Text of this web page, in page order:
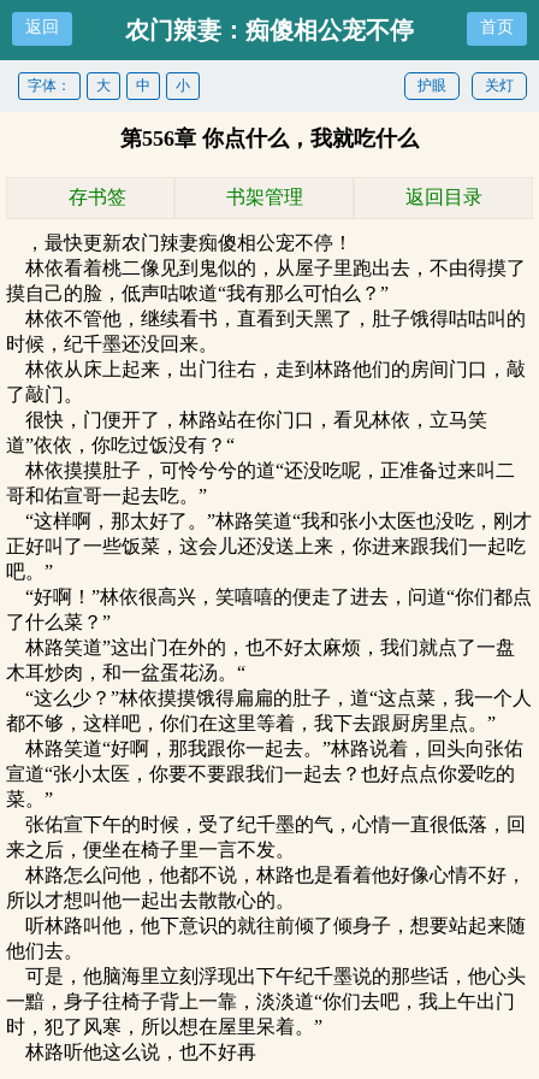
返回 农门辣妻：痴傻相公宠不停 首页
关灯
护眼
字体： 大 中 小
第556章 你点什么，我就吃什么
存书签 书架管理 返回目录
，最快更新农门辣妻痴傻相公宠不停！
林依看着桃二像见到鬼似的，从屋子里跑出去，不由得摸了
摸自己的脸，低声咕哝道“我有那么可怕么？”
林依不管他，继续看书，直看到天黑了，肚子饿得咕咕叫的
时候，纪千墨还没回来。
林依从床上起来，出门往右，走到林路他们的房间门口，敲
了敲门。
很快，门便开了，林路站在你门口，看见林依，立马笑
道”依依，你吃过饭没有？“
林依摸摸肚子，可怜兮兮的道“还没吃呢，正准备过来叫二
哥和佑宣哥一起去吃。”
“这样啊，那太好了。”林路笑道“我和张小太医也没吃，刚才
正好叫了一些饭菜，这会儿还没送上来，你进来跟我们一起吃
吧。”
“好啊！”林依很高兴，笑嘻嘻的便走了进去，问道“你们都点
了什么菜？”
林路笑道”这出门在外的，也不好太麻烦，我们就点了一盘
木耳炒肉，和一盆蛋花汤。“
“这么少？”林依摸摸饿得扁扁的肚子，道“这点菜，我一个人
都不够，这样吧，你们在这里等着，我下去跟厨房里点。”
林路笑道“好啊，那我跟你一起去。”林路说着，回头向张佑
宣道“张小太医，你要不要跟我们一起去？也好点点你爱吃的
菜。”
张佑宣下午的时候，受了纪千墨的气，心情一直很低落，回
来之后，便坐在椅子里一言不发。
林路怎么问他，他都不说，林路也是看着他好像心情不好，
所以才想叫他一起出去散散心的。
听林路叫他，他下意识的就往前倾了倾身子，想要站起来随
他们去。
可是，他脑海里立刻浮现出下午纪千墨说的那些话，他心头
一黯，身子往椅子背上一靠，淡淡道“你们去吧，我上午出门
时，犯了风寒，所以想在屋里呆着。”
林路听他这么说，也不好再